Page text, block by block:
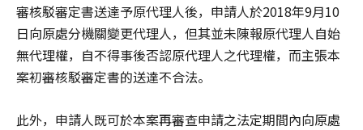
審核駁審定書送達予原代理人後，申請人於2018年9月10
日向原處分機關變更代理人，但其並未陳報原代理人自始
無代理權，自不得事後否認原代理人之代理權，而主張本
案初審核駁審定書的送達不合法。
此外，申請人既可於本案再審查申請之法定期間內向原處